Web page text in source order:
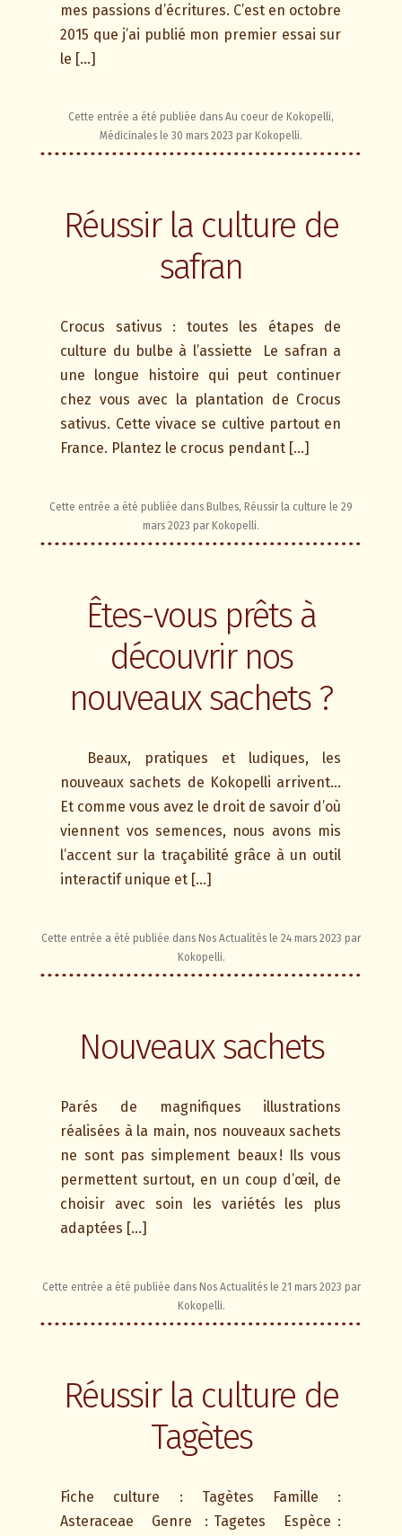
mes passions d’écritures. C’est en octobre
2015 que j’ai publié mon premier essai sur
le […]
Cette entrée a été publiée dans Au coeur de Kokopelli,
Médicinales le 30 mars 2023 par Kokopelli.
Réussir la culture de
safran
Crocus sativus : toutes les étapes de
culture du bulbe à l’assiette Le safran a
une longue histoire qui peut continuer
chez vous avec la plantation de Crocus
sativus. Cette vivace se cultive partout en
France. Plantez le crocus pendant […]
Cette entrée a été publiée dans Bulbes, Réussir la culture le 29
mars 2023 par Kokopelli.
Êtes-vous prêts à
découvrir nos
nouveaux sachets ?
Beaux, pratiques et ludiques, les
nouveaux sachets de Kokopelli arrivent…
Et comme vous avez le droit de savoir d’où
viennent vos semences, nous avons mis
l’accent sur la traçabilité grâce à un outil
interactif unique et […]
Cette entrée a été publiée dans Nos Actualités le 24 mars 2023 par
Kokopelli.
Nouveaux sachets
Parés de magnifiques illustrations
réalisées à la main, nos nouveaux sachets
ne sont pas simplement beaux ! Ils vous
permettent surtout, en un coup d’œil, de
choisir avec soin les variétés les plus
adaptées […]
Cette entrée a été publiée dans Nos Actualitésle 21 mars 2023 par
Kokopelli.
Réussir la culture de
Tagètes
Fiche culture : Tagètes Famille :
Asteraceae Genre : Tagetes Espèce :